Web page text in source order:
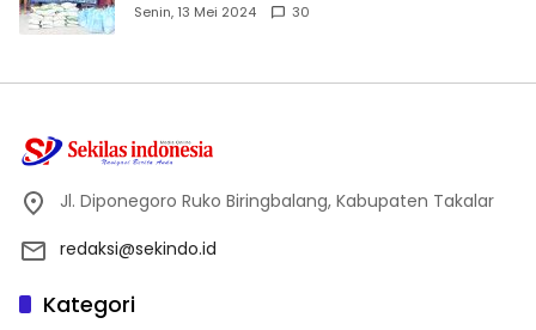
Dhuafa dan Anak Yatim-Piatu
Senin, 13 Mei 2024 30
Jl. Diponegoro Ruko Biringbalang, Kabupaten Takalar
redaksi@sekindo.id
Kategori